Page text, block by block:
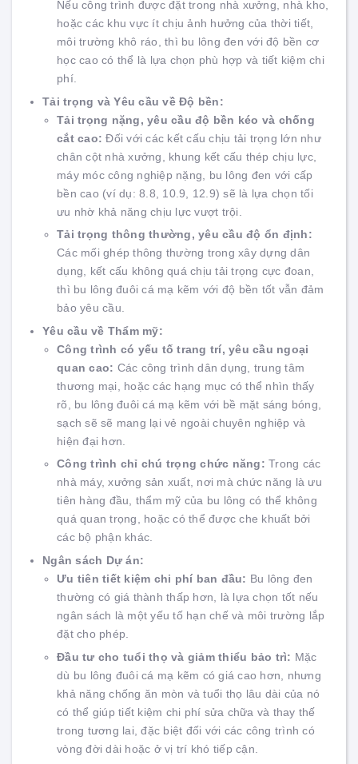
Nếu công trình được đặt trong nhà xưởng, nhà kho,
hoặc các khu vực ít chịu ảnh hưởng của thời tiết,
môi trường khô ráo, thì bu lông đen với độ bền cơ
học cao có thể là lựa chọn phù hợp và tiết kiệm chi
phí.
Tải trọng và Yêu cầu về Độ bền:
Tải trọng nặng, yêu cầu độ bền kéo và chống
cắt cao: Đối với các kết cấu chịu tải trọng lớn như
chân cột nhà xưởng, khung kết cấu thép chịu lực,
máy móc công nghiệp nặng, bu lông đen với cấp
bền cao (ví dụ: 8.8, 10.9, 12.9) sẽ là lựa chọn tối
ưu nhờ khả năng chịu lực vượt trội.
Tải trọng thông thường, yêu cầu độ ổn định:
Các mối ghép thông thường trong xây dựng dân
dụng, kết cấu không quá chịu tải trọng cực đoan,
thì bu lông đuôi cá mạ kẽm với độ bền tốt vẫn đảm
bảo yêu cầu.
Yêu cầu về Thẩm mỹ:
Công trình có yếu tố trang trí, yêu cầu ngoại
quan cao: Các công trình dân dụng, trung tâm
thương mại, hoặc các hạng mục có thể nhìn thấy
rõ, bu lông đuôi cá mạ kẽm với bề mặt sáng bóng,
sạch sẽ sẽ mang lại vẻ ngoài chuyên nghiệp và
hiện đại hơn.
Công trình chỉ chú trọng chức năng: Trong các
nhà máy, xưởng sản xuất, nơi mà chức năng là ưu
tiên hàng đầu, thẩm mỹ của bu lông có thể không
quá quan trọng, hoặc có thể được che khuất bởi
các bộ phận khác.
Ngân sách Dự án:
Ưu tiên tiết kiệm chi phí ban đầu: Bu lông đen
thường có giá thành thấp hơn, là lựa chọn tốt nếu
ngân sách là một yếu tố hạn chế và môi trường lắp
đặt cho phép.
Đầu tư cho tuổi thọ và giảm thiểu bảo trì: Mặc
dù bu lông đuôi cá mạ kẽm có giá cao hơn, nhưng
khả năng chống ăn mòn và tuổi thọ lâu dài của nó
có thể giúp tiết kiệm chi phí sửa chữa và thay thế
trong tương lai, đặc biệt đối với các công trình có
vòng đời dài hoặc ở vị trí khó tiếp cận.